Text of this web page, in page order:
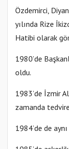
Özdemirci,
yılında Rize
Hatibi olarak
1980’de
oldu.
1983’de İzmir
zamanda
1984’de de